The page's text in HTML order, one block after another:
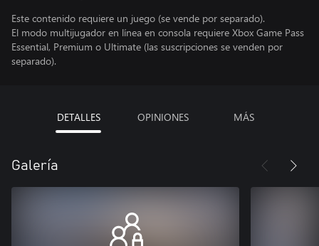
Este contenido requiere un juego (se vende por separado).
El modo multijugador en línea en consola requiere Xbox Game Pass
Essential, Premium o Ultimate (las suscripciones se venden por
separado).
DETALLES OPINIONES MÁS
Galería